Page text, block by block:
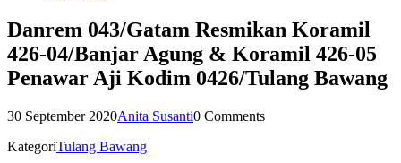
Danrem 043/Gatam Resmikan Koramil
426-04/Banjar Agung & Koramil 426-05
Penawar Aji Kodim 0426/Tulang Bawang
30 September 2020Anita Susanti0 Comments
KategoriTulang Bawang